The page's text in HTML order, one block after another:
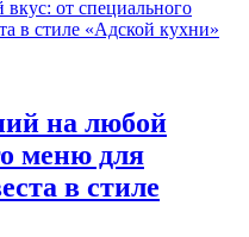
от специального
в стиле «Адской кухни»
на любой
меню для
в стиле